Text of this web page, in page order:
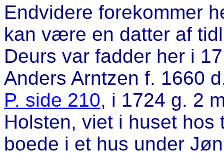
Endvidere forekommer
kan være en datter af
Deurs var fadder her i
Anders Arntzen f. 1660
P. side 210, i 1724 g. 2
Holsten, viet i huset
boede i et hus under